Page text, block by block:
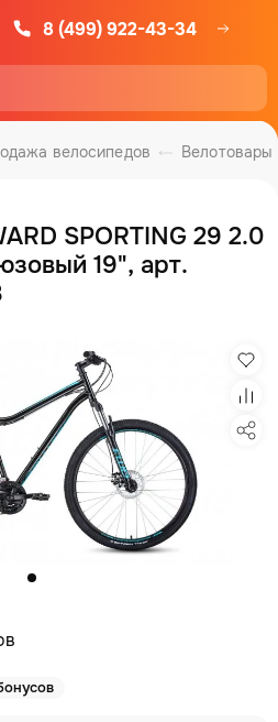
8 (499) 922-43-34
Велотовары
велосипедов
SPORTING 29 2.0
19", арт.